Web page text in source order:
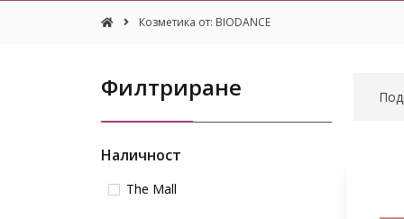
Козметика от: BIODANCE
Филтриране
Наличност
The Mall